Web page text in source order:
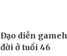
Đạo diễn
đời ở tuổi 46